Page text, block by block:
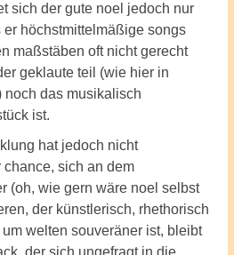
sich der gute noel jedoch nur
höchstmittelmäßige songs
maßstäben oft nicht gerecht
geklaute teil (wie hier in
noch das musikalisch
ist.
hat jedoch nicht
sich an dem
(oh, wie gern wäre noel selbst
der künstlerisch, rhethorisch
welten souveräner ist, bleibt
der sich ungefragt in die